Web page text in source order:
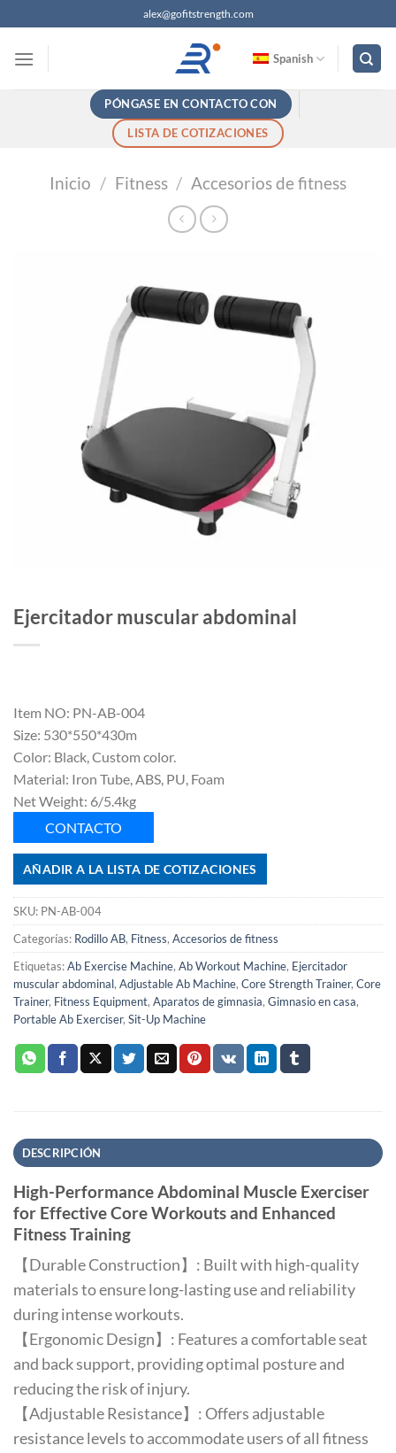
al
contenido
alex@gofitstrength.com
Spanish
PÓNGASE EN CONTACTO CON
LISTA DE COTIZACIONES
Inicio / Fitness / Accesorios de fitness
Ejercitador muscular abdominal
Item NO: PN-AB-004
Size: 530*550*430m
Color: Black, Custom color.
Material: Iron Tube, ABS, PU, Foam
Net Weight: 6/5.4kg
CONTACTO
AÑADIR A LA LISTA DE COTIZACIONES
SKU: PN-AB-004
Categorías: Rodillo AB, Fitness, Accesorios de fitness
Etiquetas:Ab Exercise Machine, Ab Workout Machine, Ejercitador
muscular abdominal, Adjustable Ab Machine, Core Strength Trainer, Core
Trainer, Fitness Equipment, Aparatos de gimnasia, Gimnasio en casa,
Portable Ab Exerciser, Sit-Up Machine
DESCRIPCIÓN
High-Performance Abdominal Muscle Exerciser
for Effective Core Workouts and Enhanced
Fitness Training
【Durable Construction】: Built with high-quality
materials to ensure long-lasting use and reliability
during intense workouts.
【Ergonomic Design】: Features a comfortable seat
and back support, providing optimal posture and
reducing the risk of injury.
【Adjustable Resistance】: Offers adjustable
resistance levels to accommodate users of all fitness